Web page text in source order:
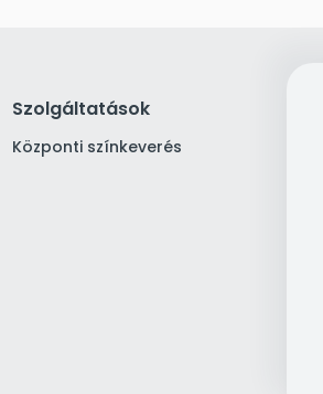
Szolgáltatások
Központi színkeverés